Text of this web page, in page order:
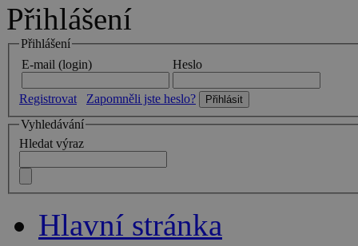
Přihlášení
Přihlášení
E-mail (login)
Heslo
Registrovat
Zapomněli jste heslo?
Vyhledávání
Hledat výraz
Hlavní stránka